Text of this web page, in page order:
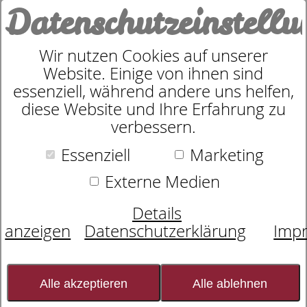
0
Sympathica Steppbett leicht
Seide
Wir nutzen Cookies auf unserer
Website. Einige von ihnen sind
essenziell, während andere uns helfen,
diese Website und Ihre Erfahrung zu
verbessern.
Essenziell
Marketing
Externe Medien
Details
anzeigen
Datenschutzerklärung
Alle akzeptieren Alle ablehnen